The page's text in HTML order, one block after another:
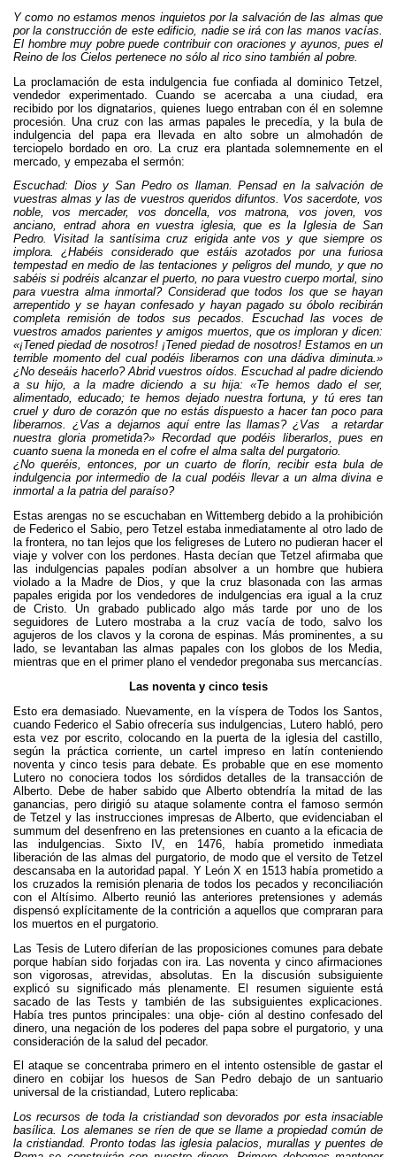
Y como no estamos menos inquietos por la salvación de las almas que
por la construcción de este edificio, nadie se irá con las manos vacías.
El hombre muy pobre puede contribuir con oraciones y ayunos, pues el
Reino de los Cielos pertenece no sólo al rico sino también al pobre.
La proclamación de esta indulgencia fue confiada al dominico Tetzel,
vendedor experimentado. Cuando se acercaba a una ciudad, era
recibido por los dignatarios, quienes luego entraban con él en solemne
procesión. Una cruz con las armas papales le precedía, y la bula de
indulgencia del papa era llevada en alto sobre un almohadón de
terciopelo bordado en oro. La cruz era plantada solemnemente en el
mercado, y empezaba el sermón:
Escuchad: Dios y San Pedro os llaman. Pensad en la salvación de
vuestras almas y las de vuestros queridos difuntos. Vos sacerdote, vos
noble, vos mercader, vos doncella, vos matrona, vos joven, vos
anciano, entrad ahora en vuestra iglesia, que es la Iglesia de San
Pedro. Visitad la santísima cruz erigida ante vos y que siempre os
implora. ¿Habéis considerado que estáis azotados por una furiosa
tempestad en medio de las tentaciones y peligros del mundo, y que no
sabéis si podréis alcanzar el puerto, no para vuestro cuerpo mortal, sino
para vuestra alma inmortal? Considerad que todos los que se hayan
arrepentido y se hayan confesado y hayan pagado su óbolo recibirán
completa remisión de todos sus pecados. Escuchad las voces de
vuestros amados parientes y amigos muertos, que os imploran y dicen:
«¡Tened piedad de nosotros! ¡Tened piedad de nosotros! Estamos en un
terrible momento del cual podéis liberarnos con una dádiva diminuta.»
¿No deseáis hacerlo? Abrid vuestros oídos. Escuchad al padre diciendo
a su hijo, a la madre diciendo a su hija: «Te hemos dado el ser,
alimentado, educado; te hemos dejado nuestra fortuna, y tú eres tan
cruel y duro de corazón que no estás dispuesto a hacer tan poco para
liberarnos. ¿Vas a dejarnos aquí entre las llamas? ¿Vas
a retardar
nuestra gloria prometida?» Recordad que podéis liberarlos, pues en
cuanto suena la moneda en el cofre el alma salta del purgatorio.
¿No queréis, entonces, por un cuarto de florín, recibir esta bula de
indulgencia por intermedio de la cual podéis llevar a un alma divina e
inmortal a la patria del paraíso?
Estas arengas no se escuchaban en Wittemberg debido a la prohibición
de Federico el Sabio, pero Tetzel estaba inmediatamente al otro lado de
la frontera, no tan lejos que los feligreses de Lutero no pudieran hacer el
viaje y volver con los perdones. Hasta decían que Tetzel afirmaba que
las indulgencias papales podían absolver a un hombre que hubiera
violado a la Madre de Dios, y que la cruz blasonada con las armas
papales erigida por los vendedores de indulgencias era igual a la cruz
de Cristo. Un grabado publicado algo más tarde por uno de los
seguidores de Lutero mostraba a la cruz vacía de todo, salvo los
agujeros de los clavos y la corona de espinas. Más prominentes, a su
lado, se levantaban las almas papales con los globos de los Media,
mientras que en el primer plano el vendedor pregonaba sus mercancías.
Las noventa y cinco tesis
Esto era demasiado. Nuevamente, en la víspera de Todos los Santos,
cuando Federico el Sabio ofrecería sus indulgencias, Lutero habló, pero
esta vez por escrito, colocando en la puerta de la iglesia del castillo,
según la práctica corriente, un cartel impreso en latín conteniendo
noventa y cinco tesis para debate. Es probable que en ese momento
Lutero no conociera todos los sórdidos detalles de la transacción de
Alberto. Debe de haber sabido que Alberto obtendría la mitad de las
ganancias, pero dirigió su ataque solamente contra el famoso sermón
de Tetzel y las instrucciones impresas de Alberto, que evidenciaban el
summum del desenfreno en las pretensiones en cuanto a la eficacia de
las indulgencias. Sixto IV, en 1476, había prometido inmediata
liberación de las almas del purgatorio, de modo que el versito de Tetzel
descansaba en la autoridad papal. Y León X en 1513 había prometido a
los cruzados la remisión plenaria de todos los pecados y reconciliación
con el Altísimo. Alberto reunió las anteriores pretensiones y además
dispensó explícitamente de la contrición a aquellos que compraran para
los muertos en el purgatorio.
Las Tesis de Lutero diferían de las proposiciones comunes para debate
porque habían sido forjadas con ira. Las noventa y cinco afirmaciones
son vigorosas, atrevidas, absolutas. En la discusión subsiguiente
explicó su significado más plenamente. El resumen siguiente está
sacado de las Tests y también de las subsiguientes explicaciones.
Había tres puntos principales: una obje- ción al destino confesado del
dinero, una negación de los poderes del papa sobre el purgatorio, y una
consideración de la salud del pecador.
El ataque se concentraba primero en el intento ostensible de gastar el
dinero en cobijar los huesos de San Pedro debajo de un santuario
universal de la cristiandad, Lutero replicaba:
Los recursos de toda la cristiandad son devorados por esta insaciable
basílica. Los alemanes se ríen de que se llame a propiedad común de
la cristiandad. Pronto todas las iglesia palacios, murallas y puentes de